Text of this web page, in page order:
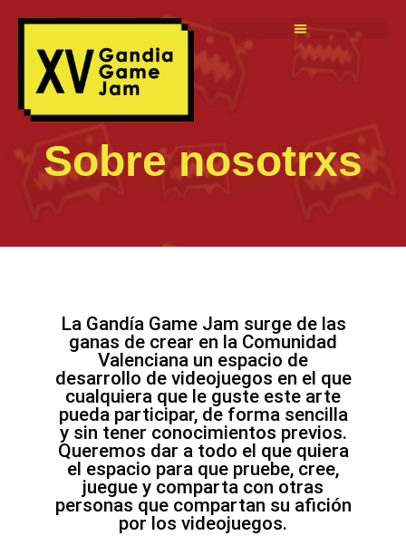
Sobre nosotrxs
La Gandía Game Jam surge de las
ganas de crear en la Comunidad
Valenciana un espacio de
desarrollo de videojuegos en el que
cualquiera que le guste este arte
pueda participar, de forma sencilla
y sin tener conocimientos previos.
Queremos dar a todo el que quiera
el espacio para que pruebe, cree,
juegue y comparta con otras
personas que compartan su afición
por los videojuegos.